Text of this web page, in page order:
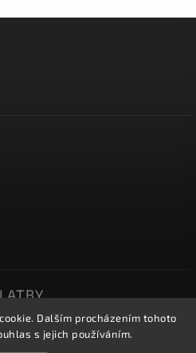
Dalším procházením tohoto
s jejich používáním.